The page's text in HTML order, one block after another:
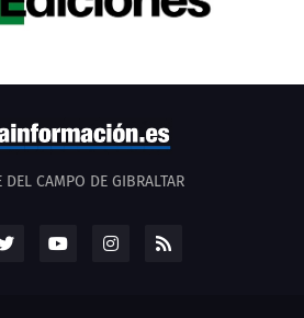
DEL CAMPO DE GIBRALTAR